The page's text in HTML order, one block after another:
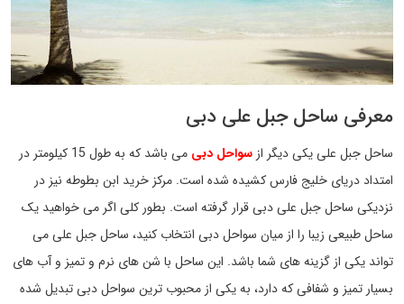
معرفی ساحل جبل علی دبی
ساحل جبل علی یکی دیگر از سواحل دبی
می باشد که به طول 15 کیلومتر در
امتداد دریای خلیج فارس کشیده شده است. مرکز خرید ابن بطوطه نیز در
نزدیکی ساحل جبل علی دبی قرار گرفته است. بطور کلی اگر می خواهید یک
ساحل طبیعی زیبا را از میان سواحل دبی انتخاب کنید، ساحل جبل علی می
تواند یکی از گزینه های شما باشد. این ساحل با شن های نرم و تمیز و آب های
بسیار تمیز و شفافی که دارد، به یکی از محبوب ترین سواحل دبی تبدیل شده